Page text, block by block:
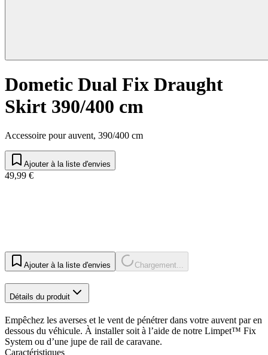
Dometic Dual Fix Draught
Skirt 390/400 cm
Accessoire pour auvent, 390/400 cm
Ajouter à la liste d'envies
49,99 €
Ajouter à la liste d'envies Chargement...
Détails du produit
Empêchez les averses et le vent de pénétrer dans votre auvent par en
dessous du véhicule. À installer soit à l’aide de notre Limpet™ Fix
System ou d’une jupe de rail de caravane.
Caractéristiques